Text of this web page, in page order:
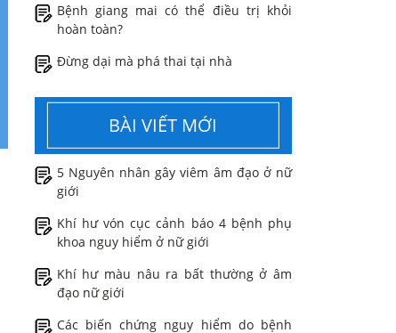
Bệnh giang mai có thể điều trị khỏi
hoàn toàn?
Đừng dại mà phá thai tại nhà
BÀI VIẾT MỚI
5 Nguyên nhân gây viêm âm đạo ở nữ
giới
Khí hư vón cục cảnh báo 4 bệnh phụ
khoa nguy hiểm ở nữ giới
Khí hư màu nâu ra bất thường ở âm
đạo nữ giới
Các biến chứng nguy hiểm do bệnh